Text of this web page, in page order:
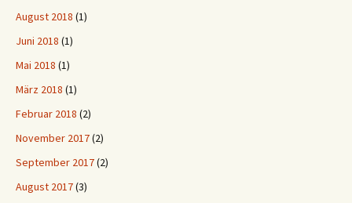
August 2018 (1)
Juni 2018 (1)
Mai 2018 (1)
März 2018 (1)
Februar 2018 (2)
November 2017(2)
September 2017(2)
August 2017(3)